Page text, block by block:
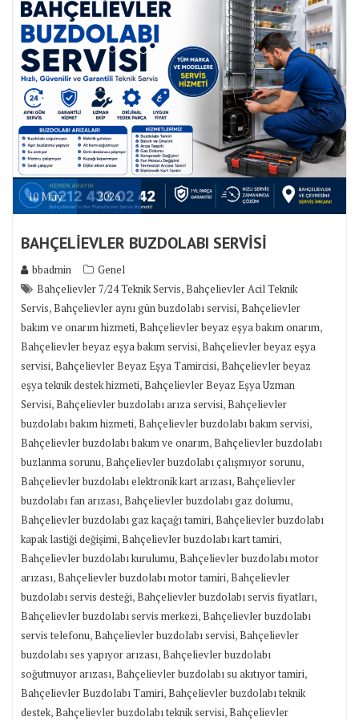
10May 2026
BAHÇELİEVLER BUZDOLABI SERVİSİ
bbadmin
Genel
Bahçelievler 7/24 Teknik Servis,Bahçelievler Acil Teknik
Servis,Bahçelievler aynı gün buzdolabı servisi,Bahçelievler
bakım ve onarım hizmeti,Bahçelievler beyaz eşya bakım onarım,
Bahçelievler beyaz eşya bakım servisi,Bahçelievler beyaz eşya
servisi,Bahçelievler Beyaz Eşya Tamircisi,Bahçelievler beyaz
eşya teknik destek hizmeti,Bahçelievler Beyaz Eşya Uzman
Servisi,Bahçelievler buzdolabı arıza servisi,Bahçelievler
buzdolabı bakım hizmeti,Bahçelievler buzdolabı bakım servisi,
Bahçelievler buzdolabı bakım ve onarım,Bahçelievler buzdolabı
buzlanma sorunu,Bahçelievler buzdolabı çalışmıyor sorunu,
Bahçelievler buzdolabı elektronik kart arızası,Bahçelievler
buzdolabı fan arızası,Bahçelievler buzdolabı gaz dolumu,
Bahçelievler buzdolabı gaz kaçağı tamiri,Bahçelievler buzdolabı
kapak lastiği değişimi,Bahçelievler buzdolabı kart tamiri,
Bahçelievler buzdolabı kurulumu,Bahçelievler buzdolabı motor
arızası,Bahçelievler buzdolabı motor tamiri,Bahçelievler
buzdolabı servis desteği,Bahçelievler buzdolabı servis fiyatları,
Bahçelievler buzdolabı servis merkezi,Bahçelievler buzdolabı
servis telefonu,Bahçelievler buzdolabı servisi,Bahçelievler
buzdolabı ses yapıyor arızası,Bahçelievler buzdolabı
soğutmuyor arızası,Bahçelievler buzdolabı su akıtıyor tamiri,
Bahçelievler Buzdolabı Tamiri,Bahçelievler buzdolabı teknik
destek,Bahçelievler buzdolabı teknik servisi,Bahçelievler